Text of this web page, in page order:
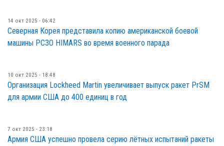
14 окт 2025 - 06:42
Северная Корея представила копию американской боевой
машины РСЗО HIMARS во время военного парада
10 окт 2025 - 18:48
Организация Lockheed Martin увеличивает выпуск ракет PrSM
для армии США до 400 единиц в год
7 окт 2025 - 23:18
Армия США успешно провела серию лётных испытаний ракеты